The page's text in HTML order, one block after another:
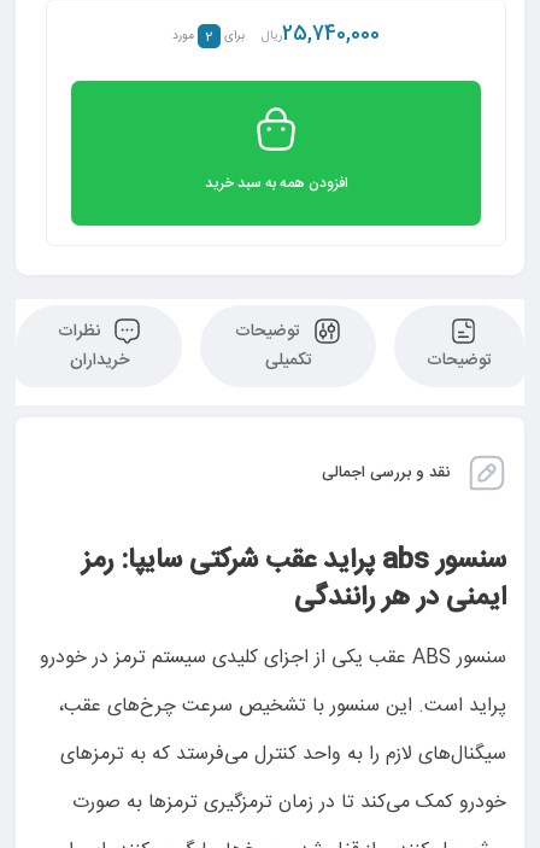
25,740,000ریال برای 2 مورد
افزودن همه به سبد خرید
توضیحات
توضیحات
تکمیلی
نظرات
خریداران
نقد و بررسی اجمالی
سنسور abs پراید عقب شرکتی سایپا: رمز
ایمنی در هر رانندگی
سنسور ABS عقب یکی از اجزای کلیدی سیستم ترمز در خودرو
پراید است. این سنسور با تشخیص سرعت چرخ‌های عقب،
سیگنال‌های لازم را به واحد کنترل می‌فرستد که به ترمزهای
خودرو کمک می‌کند تا در زمان ترمزگیری ترمزها به صورت